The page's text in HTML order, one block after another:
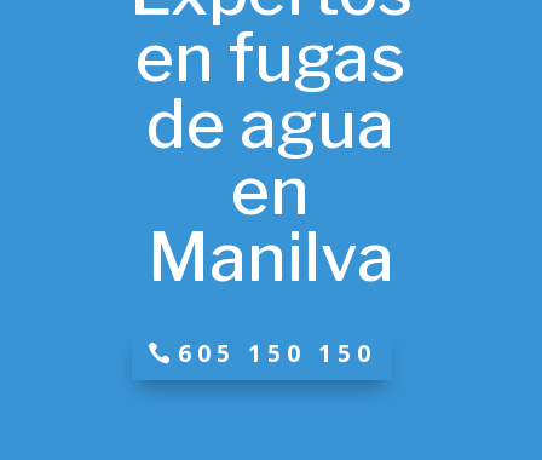
en fugas
de agua
en
Manilva
605 150 150